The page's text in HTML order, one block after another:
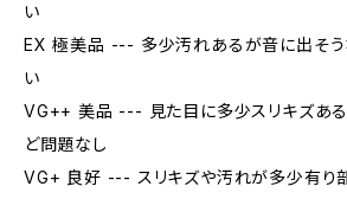
い
EX 極美品 --- 多少汚れあるが音に出そう
い
VG++ 美品 --- 見た目に多少スリキズあ
ど問題なし
VG+ 良好 --- スリキズや汚れが多少有り